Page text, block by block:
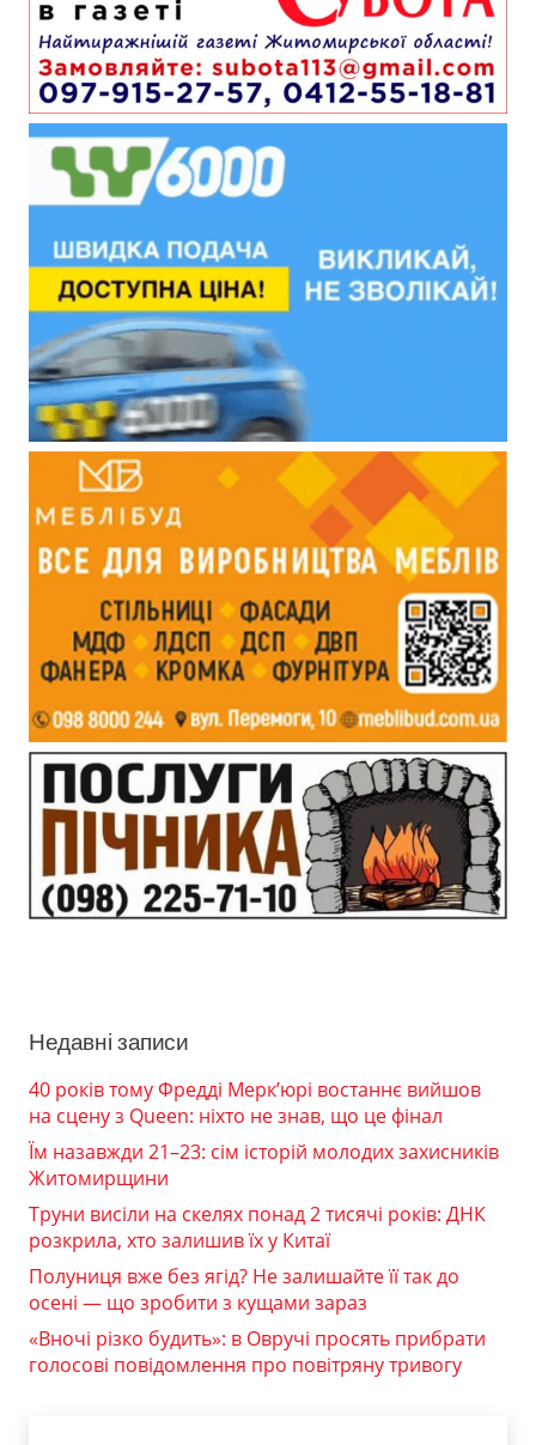
Недавні записи
40 років тому Фредді Мерк’юрі востаннє вийшов
на сцену з Queen: ніхто не знав, що це фінал
Їм назавжди 21–23: сім історій молодих захисників
Житомирщини
Труни висіли на скелях понад 2 тисячі років: ДНК
розкрила, хто залишив їх у Китаї
Полуниця вже без ягід? Не залишайте її так до
осені — що зробити з кущами зараз
«Вночі різко будить»: в Овручі просять прибрати
голосові повідомлення про повітряну тривогу